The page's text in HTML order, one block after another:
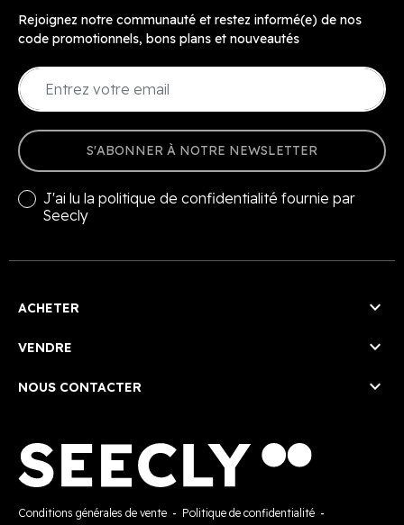
Rejoignez notre communauté et restez informé(e) de nos
code promotionnels, bons plans et nouveautés
S'ABONNER À NOTRE NEWSLETTER
J'ai lu la politique de confidentialité fournie par
Seecly
ACHETER 
VENDRE 
NOUS CONTACTER 
Conditions générales de vente - Politique de confidentialité -